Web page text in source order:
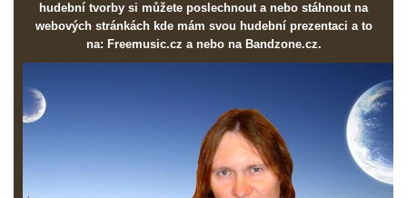
hudební tvorby si můžete poslechnout a nebo stáhnout na
webových stránkách kde mám svou hudební prezentaci a to
na: Freemusic.cz a nebo na Bandzone.cz.